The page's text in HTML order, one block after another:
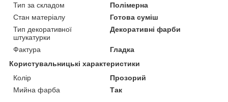
Тип за складом
Полімерна
Стан матеріалу
Готова суміш
Тип декоративної
штукатурки
Декоративні фарби
Фактура
Гладка
Користувальницькі характеристики
Колір
Прозорий
Мийна фарба
Так